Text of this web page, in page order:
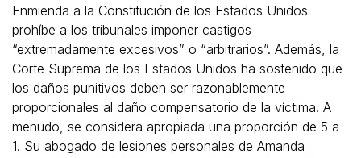
Enmienda a la Constitución de los Estados Unidos
prohíbe a los tribunales imponer castigos
“extremadamente excesivos” o “arbitrarios”. Además, la
Corte Suprema de los Estados Unidos ha sostenido que
los daños punitivos deben ser razonablemente
proporcionales al daño compensatorio de la víctima. A
menudo, se considera apropiada una proporción de 5 a
1. Su abogado de lesiones personales de Amanda